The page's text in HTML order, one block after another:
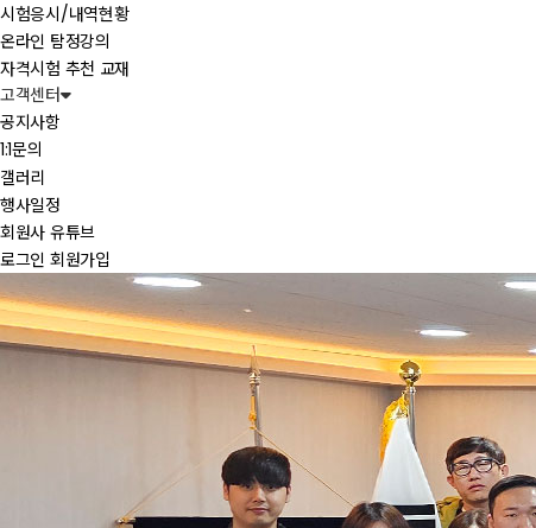
시험응시/내역현황
온라인 탐정강의
자격시험 추천 교재
고객센터
공지사항
1:1문의
갤러리
행사일정
회원사 유튜브
로그인 회원가입